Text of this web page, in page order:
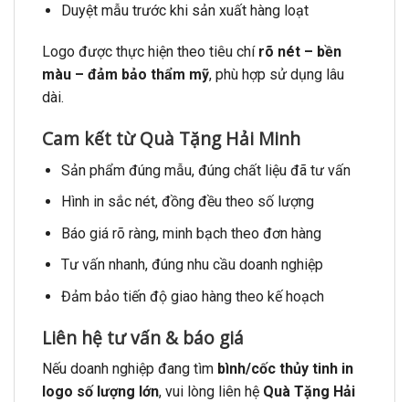
Duyệt mẫu trước khi sản xuất hàng loạt
Logo được thực hiện theo tiêu chí rõ nét – bền
màu – đảm bảo thẩm mỹ, phù hợp sử dụng lâu
dài.
Cam kết từ Quà Tặng Hải Minh
Sản phẩm đúng mẫu, đúng chất liệu đã tư vấn
Hình in sắc nét, đồng đều theo số lượng
Báo giá rõ ràng, minh bạch theo đơn hàng
Tư vấn nhanh, đúng nhu cầu doanh nghiệp
Đảm bảo tiến độ giao hàng theo kế hoạch
Liên hệ tư vấn & báo giá
Nếu doanh nghiệp đang tìm bình/cốc thủy tinh in
logo số lượng lớn, vui lòng liên hệ Quà Tặng Hải